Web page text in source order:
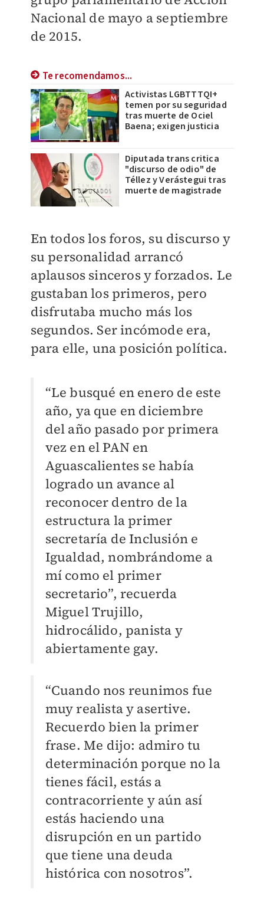
Nacional de mayo a septiembre
de 2015.
Te recomendamos...
Activistas LGBTTTQI+
temen por su seguridad
tras muerte de Ociel
Baena; exigen justicia
Diputada trans critica
"discurso de odio" de
Téllez y Verástegui tras
muerte de magistrade
En todos los foros, su discurso y
su personalidad arrancó
aplausos sinceros y forzados. Le
gustaban los primeros, pero
disfrutaba mucho más los
segundos. Ser incómode era,
para elle, una posición política.
“Le busqué en enero de este
año, ya que en diciembre
del año pasado por primera
vez en el PAN en
Aguascalientes se había
logrado un avance al
reconocer dentro de la
estructura la primer
secretaría de Inclusión e
Igualdad, nombrándome a
mí como el primer
secretario”, recuerda
Miguel Trujillo,
hidrocálido, panista y
abiertamente gay.
“Cuando nos reunimos fue
muy realista y asertive.
Recuerdo bien la primer
frase. Me dijo: admiro tu
determinación porque no la
tienes fácil, estás a
contracorriente y aún así
estás haciendo una
disrupción en un partido
que tiene una deuda
histórica con nosotros”.